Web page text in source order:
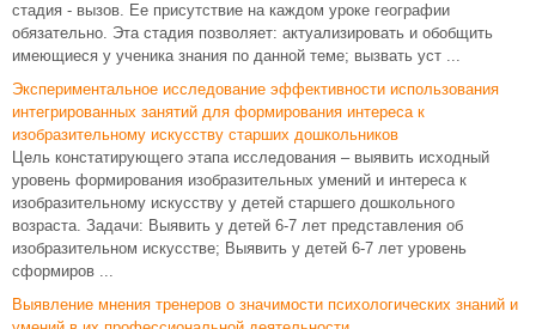
стадия - вызов. Ее присутствие на каждом уроке географии
обязательно. Эта стадия позволяет: актуализировать и обобщить
имеющиеся у ученика знания по данной теме; вызвать уст ...
Экспериментальное исследование эффективности использования
интегрированных занятий для формирования интереса к
изобразительному искусству старших дошкольников
Цель констатирующего этапа исследования – выявить исходный
уровень формирования изобразительных умений и интереса к
изобразительному искусству у детей старшего дошкольного
возраста. Задачи: Выявить у детей 6-7 лет представления об
изобразительном искусстве; Выявить у детей 6-7 лет уровень
сформиров ...
Выявление мнения тренеров о значимости психологических знаний и